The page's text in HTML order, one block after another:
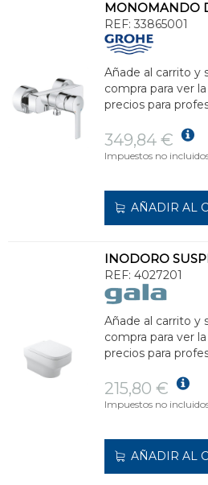
MONOMANDO
REF: 33865001
Añade al carrito y
compra para ver
precios para
349,84 €
Impuestos no
AÑADIR AL
REF: 4027201
Añade al carrito y
compra para ver
precios para
215,80 €
Impuestos no
AÑADIR AL